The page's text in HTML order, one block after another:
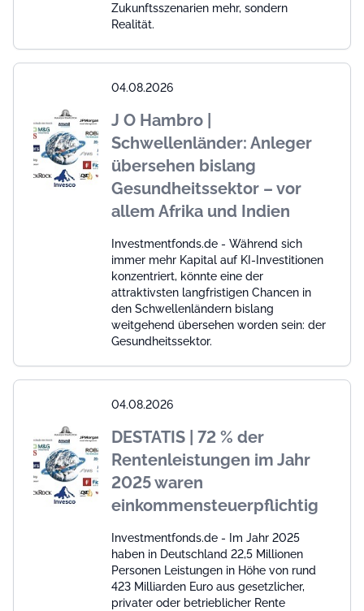
Zukunftsszenarien mehr, sondern
Realität.
04.08.2026
J O Hambro |
Schwellenländer: Anleger
übersehen bislang
Gesundheitssektor – vor
allem Afrika und Indien
Investmentfonds.de - Während sich
immer mehr Kapital auf KI-Investitionen
konzentriert, könnte eine der
attraktivsten langfristigen Chancen in
den Schwellenländern bislang
weitgehend übersehen worden sein: der
Gesundheitssektor.
04.08.2026
DESTATIS | 72 % der
Rentenleistungen im Jahr
2025 waren
einkommensteuerpflichtig
Investmentfonds.de - Im Jahr 2025
haben in Deutschland 22,5 Millionen
Personen Leistungen in Höhe von rund
423 Milliarden Euro aus gesetzlicher,
privater oder betrieblicher Rente